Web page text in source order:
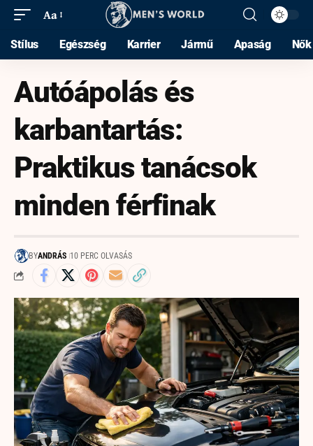
Aa
Stílus Egészség Karrier Jármű Apaság Nők
Autóápolás és
karbantartás:
Praktikus tanácsok
minden férfinak
BYANDRÁS 10 PERC OLVASÁS